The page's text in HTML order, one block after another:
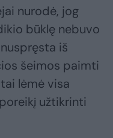
nurodė, jog
būklę nebuvo
iš
šeimos paimti
lėmė visa
užtikrinti